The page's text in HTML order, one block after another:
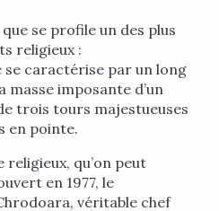
que se profile un des plus
religieux :
se caractérise par un long
masse imposante d’un
trois tours majestueuses
en pointe.
religieux, qu’on peut
en 1977, le
véritable chef